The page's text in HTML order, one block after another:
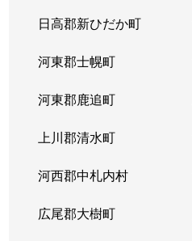
日高郡新ひだか町
河東郡士幌町
河東郡鹿追町
上川郡清水町
河西郡中札内村
広尾郡大樹町